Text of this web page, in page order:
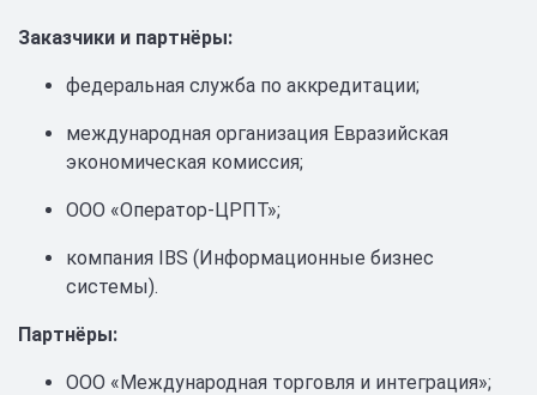
Заказчики и партнёры:
федеральная служба по аккредитации;
международная организация Евразийская
экономическая комиссия;
ООО «Оператор-ЦРПТ»;
компания IBS (Информационные бизнес
системы).
Партнёры:
ООО «Международная торговля и интеграция»;